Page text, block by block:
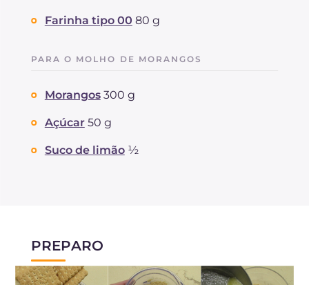
Farinha tipo 00 80 g
PARA O MOLHO DE MORANGOS
Morangos 300 g
Açúcar 50 g
Suco de limão ½
PREPARO